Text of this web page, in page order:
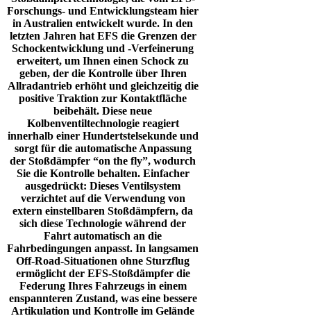
Forschungs- und Entwicklungsteam hier
in Australien entwickelt wurde. In den
letzten Jahren hat EFS die Grenzen der
Schockentwicklung und -Verfeinerung
erweitert, um Ihnen einen Schock zu
geben, der die Kontrolle über Ihren
Allradantrieb erhöht und gleichzeitig die
positive Traktion zur Kontaktfläche
beibehält. Diese neue
Kolbenventiltechnologie reagiert
innerhalb einer Hundertstelsekunde und
sorgt für die automatische Anpassung
der Stoßdämpfer “on the fly”, wodurch
Sie die Kontrolle behalten.Einfacher
ausgedrückt: Dieses Ventilsystem
verzichtet auf die Verwendung von
extern einstellbaren Stoßdämpfern, da
sich diese Technologie während der
Fahrt automatisch an die
Fahrbedingungen anpasst. In langsamen
Off-Road-Situationen ohne Sturzflug
ermöglicht der EFS-Stoßdämpfer die
Federung Ihres Fahrzeugs in einem
enspannteren Zustand, was eine bessere
Artikulation und Kontrolle im Gelände